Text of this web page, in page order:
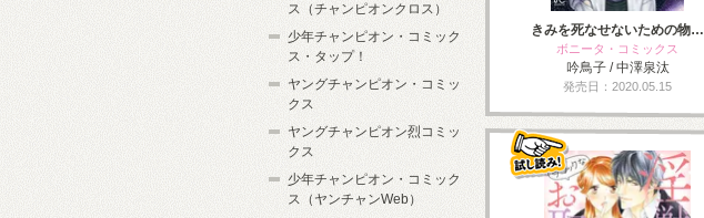
きみを死なせないための物…
ボニータ・コミックス
吟鳥子 / 中澤泉汰
発売日：2020.05.15
ス（チャンピオンクロス）
少年チャンピオン・コミック
ス・タップ！
ヤングチャンピオン・コミッ
クス
ヤングチャンピオン烈コミッ
クス
少年チャンピオン・コミック
ス（ヤンチャンWeb）